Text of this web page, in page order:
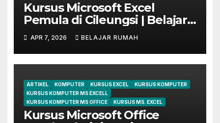
Kursus Microsoft Excel
Pemula di Cileungsi | Belajar
dari Dasar Sampai Mahir
APR 7, 2026 BELAJAR RUMAH
ARTIKEL KOMPUTER KURSUS EXCEL
KURSUS KOMPUTER
KURSUS KOMPUTER MS EXCELL
KURSUS KOMPUTER MS OFFICE
KURSUS MS. EXCEL
Kursus Microsoft Office